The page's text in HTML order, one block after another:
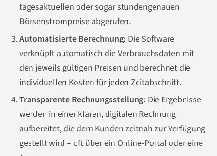
tagesaktuellen oder sogar stundengenauen
Börsenstrompreise abgerufen.
Automatisierte Berechnung: Die Software
verknüpft automatisch die Verbrauchsdaten mit
den jeweils gültigen Preisen und berechnet die
individuellen Kosten für jeden Zeitabschnitt.
Transparente Rechnungsstellung: Die Ergebnisse
werden in einer klaren, digitalen Rechnung
aufbereitet, die dem Kunden zeitnah zur Verfügung
gestellt wird – oft über ein Online-Portal oder eine